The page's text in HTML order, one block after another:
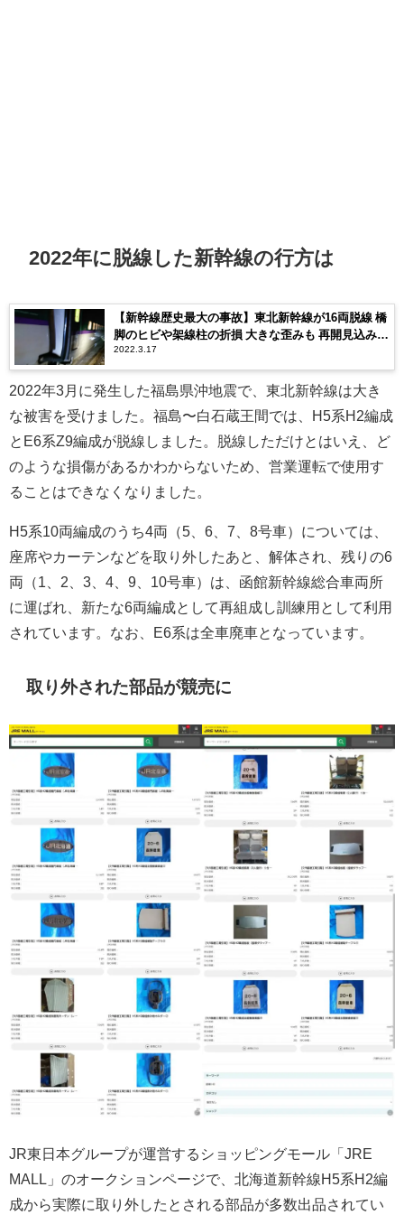
2022年に脱線した新幹線の行方は
【新幹線歴史最大の事故】東北新幹線が16両脱線 橋
脚のヒビや架線柱の折損 大きな歪みも 再開見込み立
たず
2022.3.17
2022年3月に発生した福島県沖地震で、東北新幹線は大き
な被害を受けました。福島〜白石蔵王間では、H5系H2編成
とE6系Z9編成が脱線しました。脱線しただけとはいえ、ど
のような損傷があるかわからないため、営業運転で使用す
ることはできなくなりました。
H5系10両編成のうち4両（5、6、7、8号車）については、
座席やカーテンなどを取り外したあと、解体され、残りの6
両（1、2、3、4、9、10号車）は、函館新幹線総合車両所
に運ばれ、新たな6両編成として再組成し訓練用として利用
されています。なお、E6系は全車廃車となっています。
取り外された部品が競売に
JR東日本グループが運営するショッピングモール「JRE
MALL」のオークションページで、北海道新幹線H5系H2編
成から実際に取り外したとされる部品が多数出品されてい